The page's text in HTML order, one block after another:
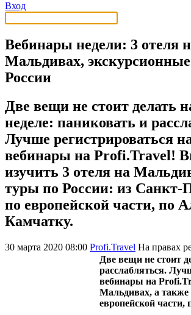
Вход
Вебинары недели: 3 отеля
Мальдивах,
России
Две вещи не стоит делать
неделе: паниковать и
Лучше регистрироваться
вебинары на Profi.Travel!
изучить 3 отеля на
туры по России: из Санкт-
по европейской части, по
Камчатку.
30 марта 2020 08:00 Profi.Travel На правах
Две вещи не стоит
расслабляться.
вебинары на
Мальдивах, а также
европейской